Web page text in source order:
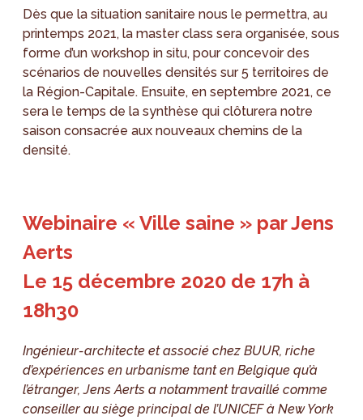
Dès que la situation sanitaire nous le permettra, au
printemps 2021, la master class sera organisée, sous
forme d’un workshop in situ, pour concevoir des
scénarios de nouvelles densités sur 5 territoires de
la Région-Capitale. Ensuite, en septembre 2021, ce
sera le temps de la synthèse qui clôturera notre
saison consacrée aux nouveaux chemins de la
densité.
Webinaire « Ville saine » par Jens
Aerts
Le 15 décembre 2020 de 17h à
18h30
Ingénieur-architecte et associé chez BUUR, riche
d’expériences en urbanisme tant en Belgique qu’à
l’étranger, Jens Aerts a notamment travaillé comme
conseiller au siège principal de l’UNICEF à New York